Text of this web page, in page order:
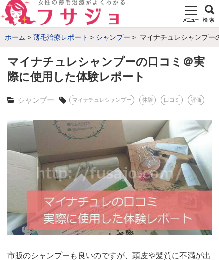
メニュー 検 索
ホーム 薄毛治療レポート シャンプー マイナチュレシャンプー
マイナチュレシャンプーの口コミ＠実
際に使用した体験レポート
シャンプー マイナチュレシャンプー 体験 口コミ 評価
市販のシャンプーも良いのですが、頭皮や髪質に不満が出